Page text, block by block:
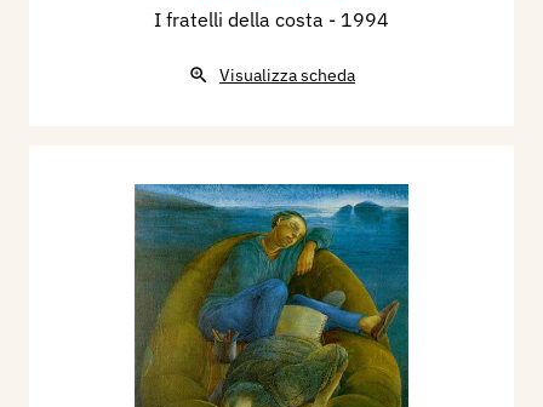
I fratelli della costa - 1994
Visualizza scheda